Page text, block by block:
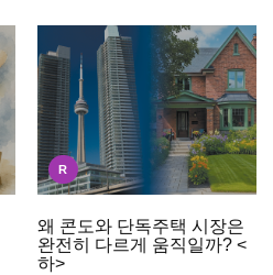
R
왜 콘도와 단독주택 시장은
완전히 다르게 움직일까? <
하>